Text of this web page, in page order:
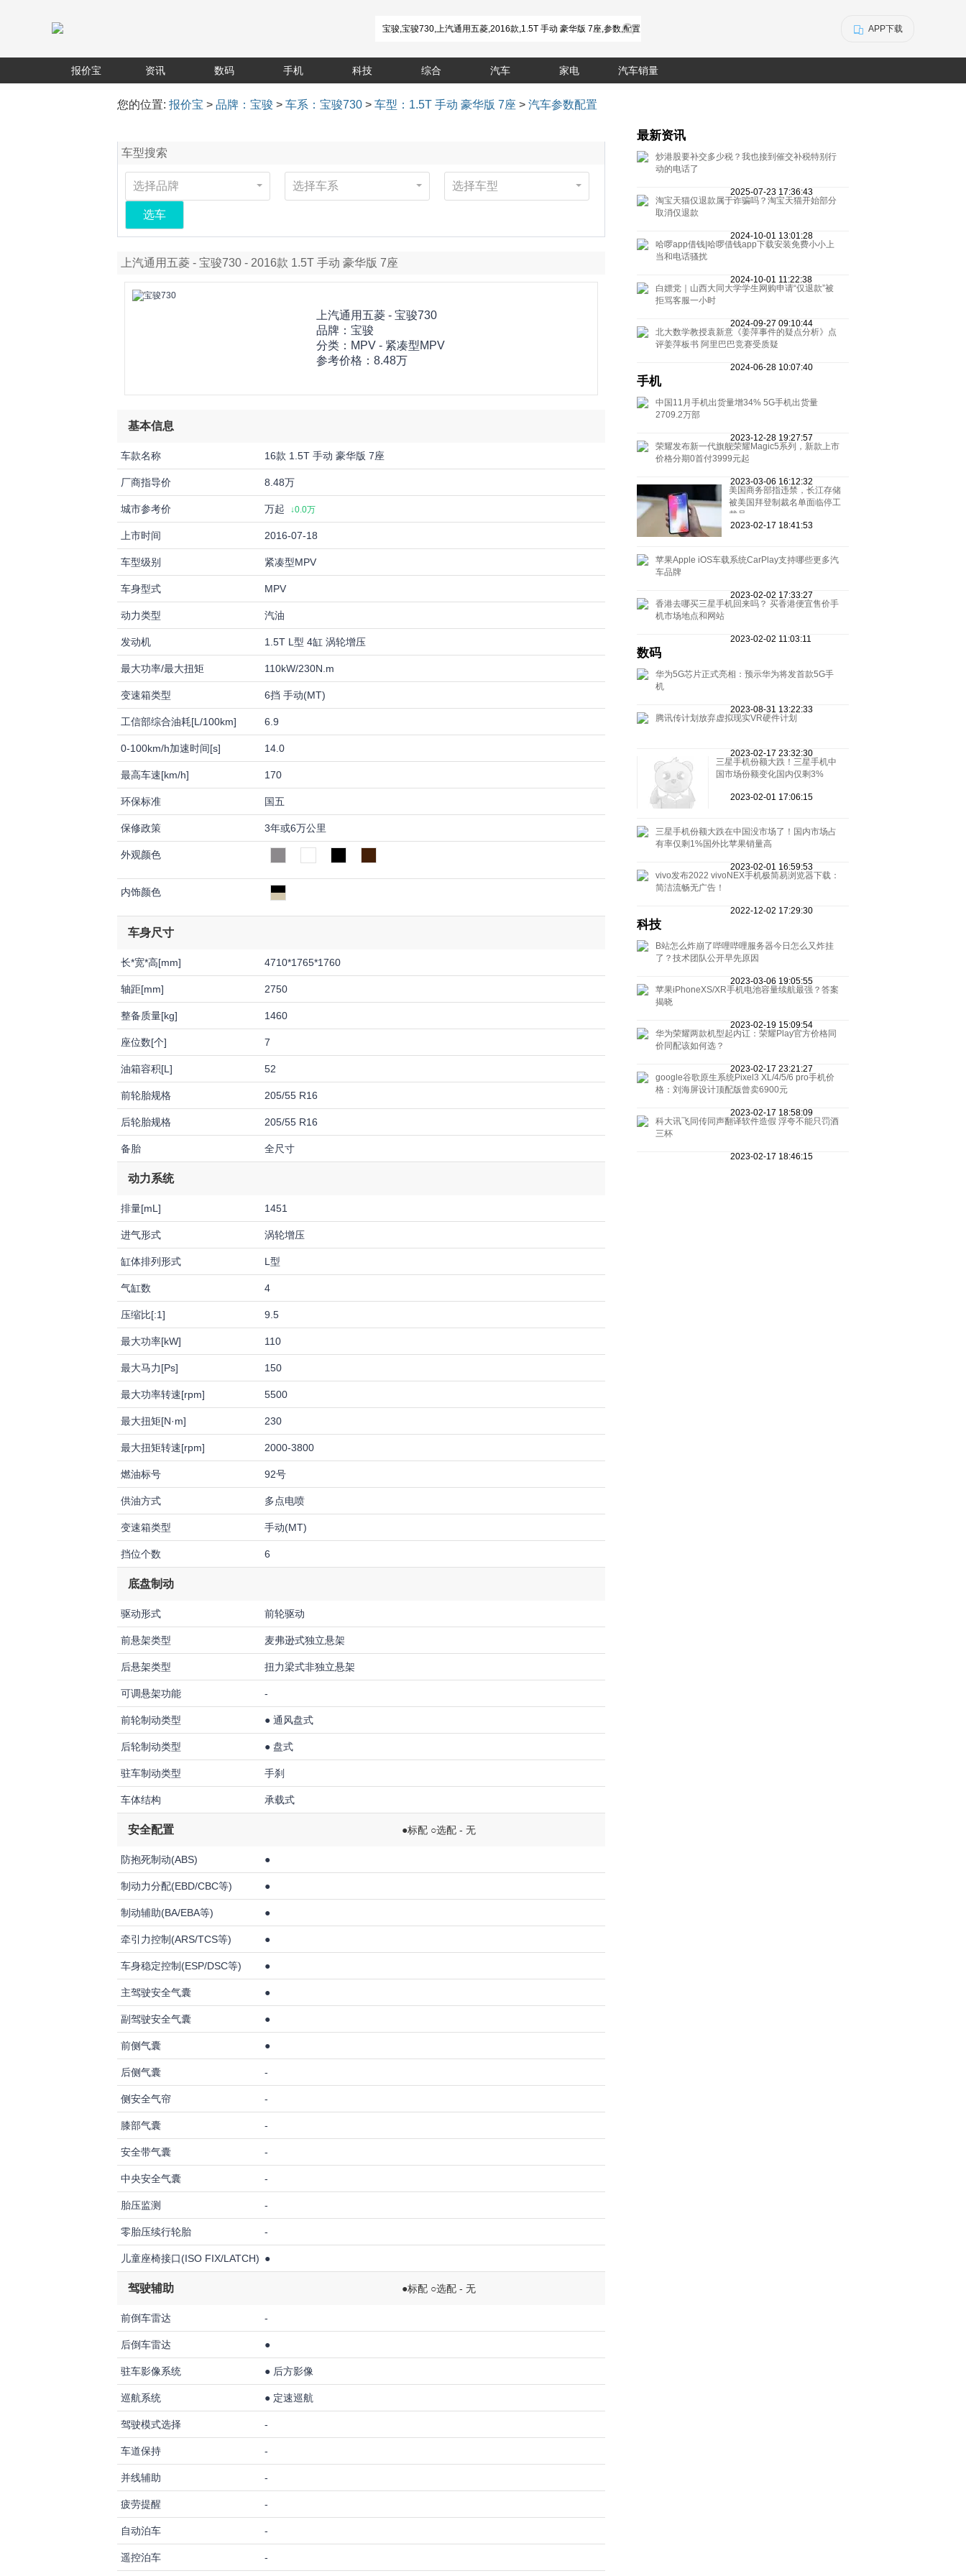
APP下载
报价宝 资讯 数码 手机 科技 综合 汽车 家电 汽车销量
您的位置:报价宝 >品牌：宝骏 >车系：宝骏730 >车型：1.5T 手动 豪华版 7座 >汽车参数配置
车型搜索
选择品牌 选择车系 选择车型
选车
上汽通用五菱 - 宝骏730 - 2016款 1.5T 手动 豪华版 7座
上汽通用五菱 - 宝骏730
品牌： 宝骏
分类：MPV - 紧凑型MPV
参考价格： 8.48万
基本信息
车款名称 16款 1.5T 手动 豪华版 7座
厂商指导价 8.48万
城市参考价 万起 ↓0.0万
上市时间 2016-07-18
车型级别 紧凑型MPV
车身型式 MPV
动力类型 汽油
发动机 1.5T L型 4缸 涡轮增压
最大功率/最大扭矩 110kW/230N.m
变速箱类型 6挡 手动(MT)
工信部综合油耗[L/100km] 6.9
0-100km/h加速时间[s] 14.0
最高车速[km/h] 170
环保标准 国五
保修政策 3年或6万公里
外观颜色
内饰颜色
车身尺寸
长*宽*高[mm] 4710*1765*1760
轴距[mm] 2750
整备质量[kg] 1460
座位数[个] 7
油箱容积[L] 52
前轮胎规格 205/55 R16
后轮胎规格 205/55 R16
备胎 全尺寸
动力系统
排量[mL] 1451
进气形式 涡轮增压
缸体排列形式 L型
气缸数 4
压缩比[:1] 9.5
最大功率[kW] 110
最大马力[Ps] 150
最大功率转速[rpm] 5500
最大扭矩[N·m] 230
最大扭矩转速[rpm] 2000-3800
燃油标号 92号
供油方式 多点电喷
变速箱类型 手动(MT)
挡位个数 6
底盘制动
驱动形式 前轮驱动
前悬架类型 麦弗逊式独立悬架
后悬架类型 扭力梁式非独立悬架
可调悬架功能 -
前轮制动类型 ● 通风盘式
后轮制动类型 ● 盘式
驻车制动类型 手刹
车体结构 承载式
安全配置 ●标配 ○选配 - 无
防抱死制动(ABS) ●
制动力分配(EBD/CBC等) ●
制动辅助(BA/EBA等) ●
牵引力控制(ARS/TCS等) ●
车身稳定控制(ESP/DSC等) ●
主驾驶安全气囊 ●
副驾驶安全气囊 ●
前侧气囊 ●
后侧气囊 -
侧安全气帘 -
膝部气囊 -
安全带气囊 -
中央安全气囊 -
胎压监测 -
零胎压续行轮胎 -
儿童座椅接口(ISO FIX/LATCH) ●
驾驶辅助 ●标配 ○选配 - 无
前倒车雷达 -
后倒车雷达 ●
驻车影像系统 ● 后方影像
巡航系统 ● 定速巡航
驾驶模式选择 -
车道保持 -
并线辅助 -
疲劳提醒 -
自动泊车 -
遥控泊车 -
最新资讯
炒港股要补交多少税？我也接到催交补税特别行
动的电话了
2025-07-23 17:36:43
淘宝天猫仅退款属于诈骗吗？淘宝天猫开始部分
取消仅退款
2024-10-01 13:01:28
哈啰app借钱|哈啰借钱app下载安装免费小小上
当和电话骚扰
2024-10-01 11:22:38
白嫖党｜山西大同大学学生网购申请“仅退款”被
拒骂客服一小时
2024-09-27 09:10:44
北大数学教授袁新意《姜萍事件的疑点分析》点
评姜萍板书 阿里巴巴竞赛受质疑
2024-06-28 10:07:40
手机
中国11月手机出货量增34% 5G手机出货量
2709.2万部
2023-12-28 19:27:57
荣耀发布新一代旗舰荣耀Magic5系列，新款上市
价格分期0首付3999元起
2023-03-06 16:12:32
美国商务部指违禁，长江存储
被美国拜登制裁名单面临停工
裁员
2023-02-17 18:41:53
苹果Apple iOS车载系统CarPlay支持哪些更多汽
车品牌
2023-02-02 17:33:27
香港去哪买三星手机回来吗？ 买香港便宜售价手
机市场地点和网站
2023-02-02 11:03:11
数码
华为5G芯片正式亮相：预示华为将发首款5G手
机
2023-08-31 13:22:33
腾讯传计划放弃虚拟现实VR硬件计划
2023-02-17 23:32:30
三星手机份额大跌！三星手机中
国市场份额变化国内仅剩3%
2023-02-01 17:06:15
三星手机份额大跌在中国没市场了！国内市场占
有率仅剩1%国外比苹果销量高
2023-02-01 16:59:53
vivo发布2022 vivoNEX手机极简易浏览器下载：
简洁流畅无广告！
2022-12-02 17:29:30
科技
B站怎么炸崩了哔哩哔哩服务器今日怎么又炸挂
了？技术团队公开早先原因
2023-03-06 19:05:55
苹果iPhoneXS/XR手机电池容量续航最强？答案
揭晓
2023-02-19 15:09:54
华为荣耀两款机型起内讧：荣耀Play官方价格同
价同配该如何选？
2023-02-17 23:21:27
google谷歌原生系统Pixel3 XL/4/5/6 pro手机价
格：刘海屏设计顶配版曾卖6900元
2023-02-17 18:58:09
科大讯飞同传同声翻译软件造假 浮夸不能只罚酒
三杯
2023-02-17 18:46:15